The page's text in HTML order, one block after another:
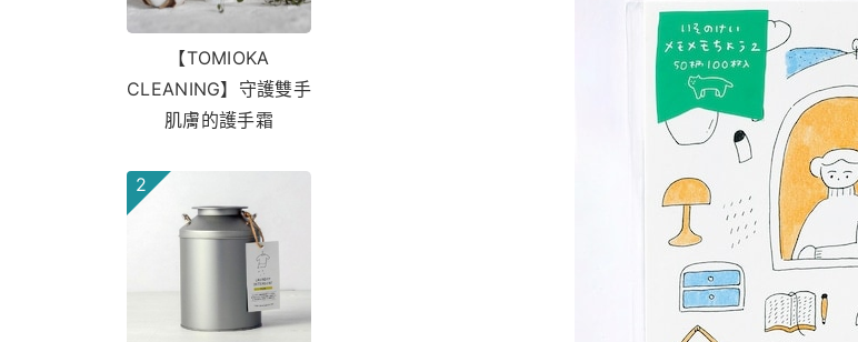
【TOMIOKA
CLEANING】守護雙手
肌膚的護手霜
2